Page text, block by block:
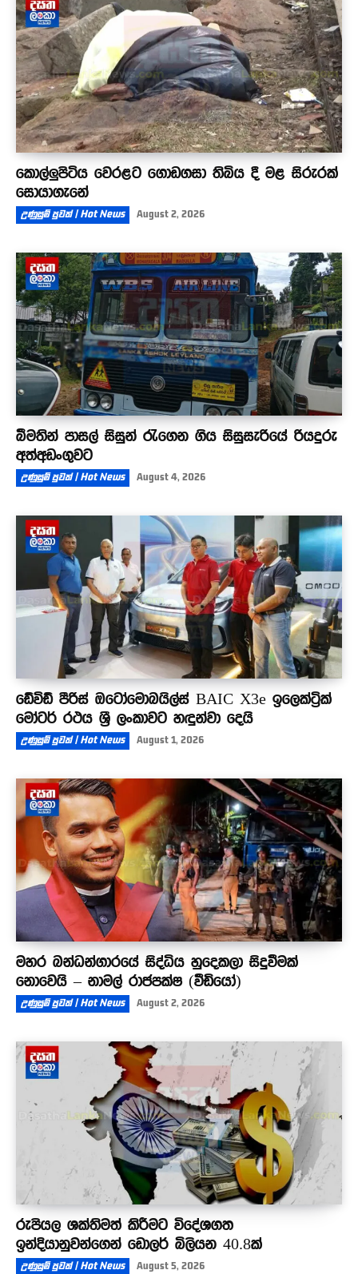
කොල්ලුපිටිය වෙරළට ගොඩගසා තිබිය දී මළ සිරුරක්
සොයාගැනේ
උණුසුම් පුවත් | Hot News August 2, 2026
බීමතින් පාසල් සිසුන් රැගෙන ගිය සිසුසැරියේ රියදුරු
අත්අඩංගුවට
උණුසුම් පුවත් | Hot News August 4, 2026
ඩේවිඩ් පීරිස් ඔටෝමොබයිල්ස් BAIC X3e ඉලෙක්ට්‍රික්
මෝටර් රථය ශ්‍රී ලංකාවට හඳුන්වා දෙයි
උණුසුම් පුවත් | Hot News August 1, 2026
මහර බන්ධන්ගාරයේ සිද්ධිය හුදෙකලා සිදුවීමක්
නොවෙයි – නාමල් රාජපක්ෂ (වීඩියෝ)
උණුසුම් පුවත් | Hot News August 2, 2026
රුපියල ශක්තිමත් කිරීමට විදේශගත
ඉන්දියානුවන්ගෙන් ඩොලර් බිලියන 40.8ක්
උණුසුම් පුවත් | Hot News August 5, 2026